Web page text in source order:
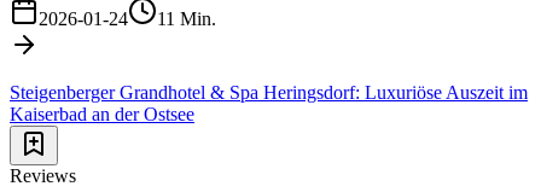
2026-01-24 11 Min.
Steigenberger Grandhotel & Spa Heringsdorf: Luxuriöse Auszeit im
Kaiserbad an der Ostsee
Reviews